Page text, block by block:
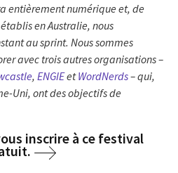
entièrement numérique et, de
en Australie, nous
au sprint. Nous sommes
avec trois autres organisations –
, ENGIEetWordNerds– qui,
Uni, ont des objectifs de
inscrire à ce festival